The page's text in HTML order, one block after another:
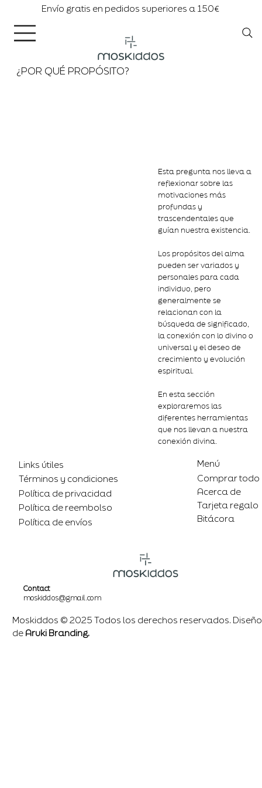
Envío gratis en pedidos superiores a 150€
¿POR QUÉ PROPÓSITO?
Esta pregunta nos lleva a
reflexionar sobre las
motivaciones más
profundas y
trascendentales que
guían nuestra existencia.
Los propósitos del alma
pueden ser variados y
personales para cada
individuo, pero
generalmente se
relacionan con la
búsqueda de significado,
la conexión con lo divino o
universal y el deseo de
crecimiento y evolución
espiritual.
En esta sección
exploraremos las
diferentes herramientas
que nos llevan a nuestra
conexión divina.
Links útiles
Términos y condiciones
Política de privacidad
Política de reembolso
Política de envíos
Menú
Comprar todo
Acerca de
Tarjeta regalo
Bitácora
Contact
moskiddos@gmail.com
Moskiddos © 2025 Todos los derechos reservados. Diseño
de Aruki Branding.